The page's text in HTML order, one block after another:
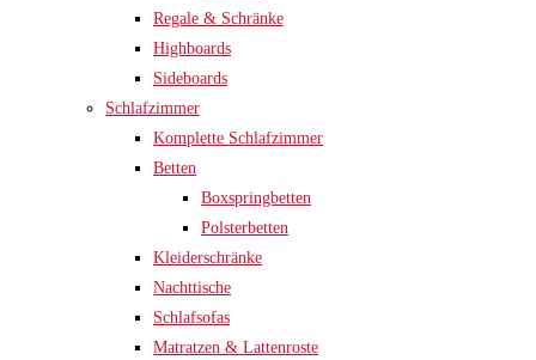
Regale & Schränke
Highboards
Sideboards
Schlafzimmer
Komplette Schlafzimmer
Betten
Boxspringbetten
Polsterbetten
Kleiderschränke
Nachttische
Schlafsofas
Matratzen & Lattenroste